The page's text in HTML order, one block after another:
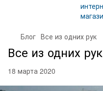
Блог Все из одних рук
Все из одних рук
18 марта 2020